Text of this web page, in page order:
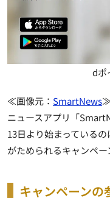
dポ
≪画像元： SmartNews≫
ニュースアプリ「
13日より始まっている
がためられるキャンペー
キャンペーンの